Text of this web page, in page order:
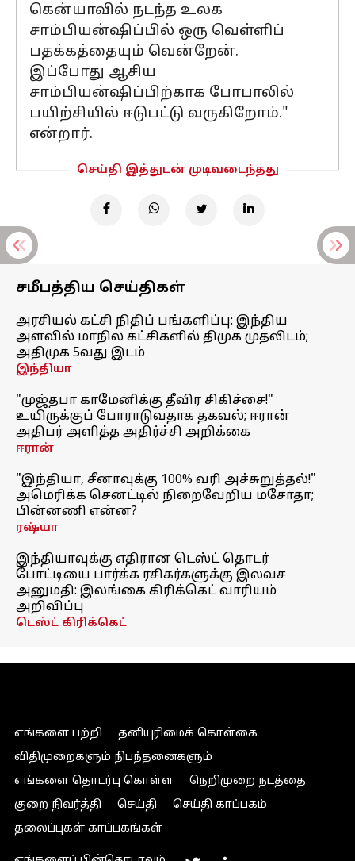
கென்யாவில் நடந்த உலக
சாம்பியன்ஷிப்பில் ஒரு வெள்ளிப்
பதக்கத்தையும் வென்றேன்.
இப்போது ஆசிய
சாம்பியன்ஷிப்பிற்காக போபாலில்
பயிற்சியில் ஈடுபட்டு வருகிறோம்."
என்றார்.
செய்தி இத்துடன் முடிவடைந்தது
சமீபத்திய செய்திகள்
அரசியல் கட்சி நிதிப் பங்களிப்பு: இந்திய
அளவில் மாநில கட்சிகளில் திமுக முதலிடம்;
அதிமுக 5வது இடம்
இந்தியா
"முஜ்தபா காமேனிக்கு தீவிர சிகிச்சை!"
உயிருக்குப் போராடுவதாக தகவல்; ஈரான்
அதிபர் அளித்த அதிர்ச்சி அறிக்கை
ஈரான்
"இந்தியா, சீனாவுக்கு 100% வரி அச்சுறுத்தல்!"
அமெரிக்க செனட்டில் நிறைவேறிய மசோதா;
பின்னணி என்ன?
ரஷ்யா
இந்தியாவுக்கு எதிரான டெஸ்ட் தொடர்
போட்டியை பார்க்க ரசிகர்களுக்கு இலவச
அனுமதி: இலங்கை கிரிக்கெட் வாரியம்
அறிவிப்பு
டெஸ்ட் கிரிக்கெட்
எங்களை பற்றி
தனியுரிமைக் கொள்கை
விதிமுறைகளும் நிபந்தனைகளும்
எங்களை தொடர்பு கொள்ள
நெறிமுறை நடத்தை
குறை நிவர்த்தி
செய்தி
செய்தி காப்பகம்
தலைப்புகள் காப்பகங்கள்